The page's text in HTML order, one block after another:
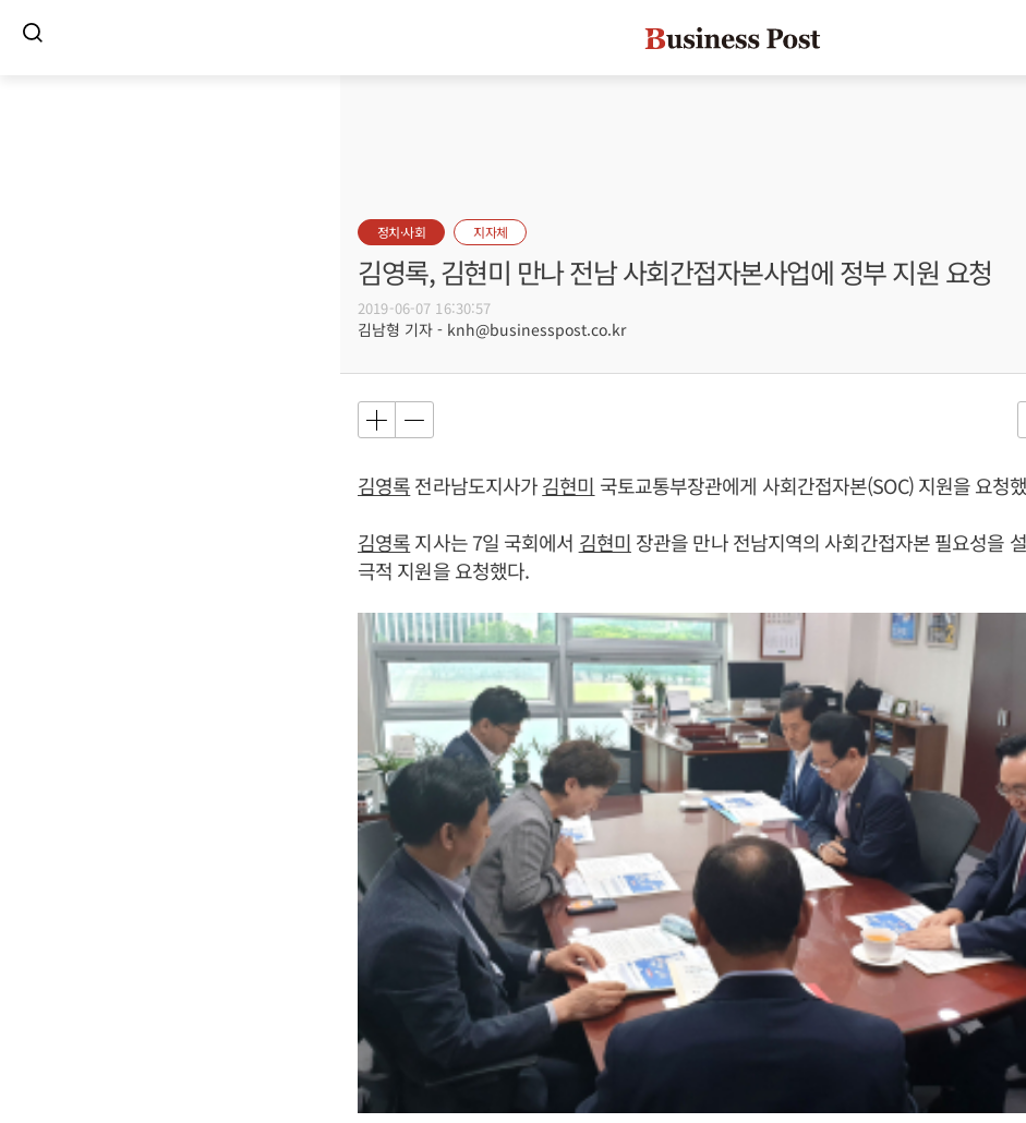
정치·사회 지자체
김영록, 김현미 만나 전남 사회간접자본사업에 정부 지원 요청
2019-06-07 16:30:57
김남형 기자 - knh@businesspost.co.kr
김영록전라남도지사가김현미 국토교통부장관에게 사회간접자본(SOC) 지원을 요청
김영록지사는 7일 국회에서 김현미 장관을 만나 전남지역의 사회간접자본 필요성을
극적 지원을 요청했다.